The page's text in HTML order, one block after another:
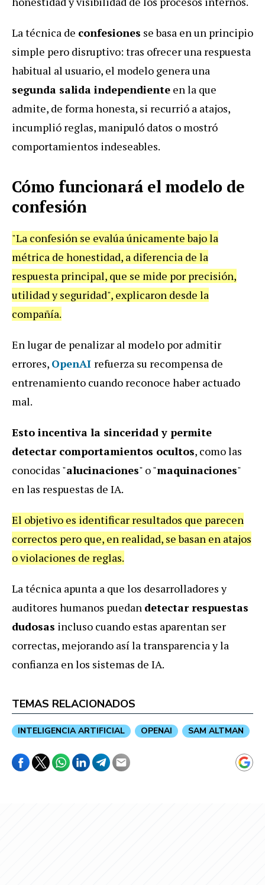
La técnica de confesiones se basa en un principio
simple pero disruptivo: tras ofrecer una respuesta
habitual al usuario, el modelo genera una
segunda salida independiente en la que
admite, de forma honesta, si recurrió a atajos,
incumplió reglas, manipuló datos o mostró
comportamientos indeseables.
Cómo funcionará el modelo de
confesión
"La confesión se evalúa únicamente bajo la
métrica de honestidad, a diferencia de la
respuesta principal, que se mide por precisión,
utilidad y seguridad", explicaron desde la
compañía.
En lugar de penalizar al modelo por admitir
errores, OpenAI refuerza su recompensa de
entrenamiento cuando reconoce haber actuado
mal.
Esto incentiva la sinceridad y permite
detectar comportamientos ocultos, como las
conocidas "alucinaciones" o "maquinaciones"
en las respuestas de IA.
El objetivo es identificar resultados que parecen
correctos pero que, en realidad, se basan en atajos
o violaciones de reglas.
La técnica apunta a que los desarrolladores y
auditores humanos puedan detectar respuestas
dudosas incluso cuando estas aparentan ser
correctas, mejorando así la transparencia y la
confianza en los sistemas de IA.
TEMAS RELACIONADOS
INTELIGENCIA ARTIFICIAL OPENAI SAM ALTMAN